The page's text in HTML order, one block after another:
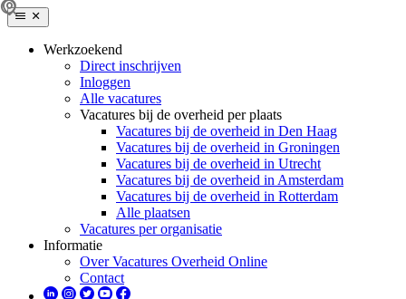
Werkzoekend
Direct inschrijven
Inloggen
Alle vacatures
Vacatures bij de overheid per plaats
Vacatures bij de overheid in Den Haag
Vacatures bij de overheid in Groningen
Vacatures bij de overheid in Utrecht
Vacatures bij de overheid in Amsterdam
Vacatures bij de overheid in Rotterdam
Alle plaatsen
Vacatures per organisatie
Informatie
Over Vacatures Overheid Online
Contact